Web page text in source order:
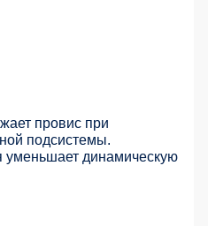
провис при
подсистемы.
уменьшает динамическую